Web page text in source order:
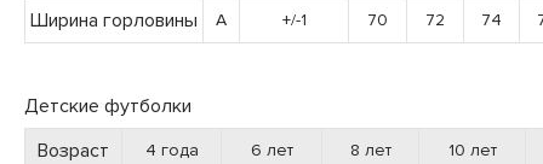
Ширина горловины A +/-1 70 72 74
Детские футболки
Возраст
4 года 6 лет 8 лет 10 лет